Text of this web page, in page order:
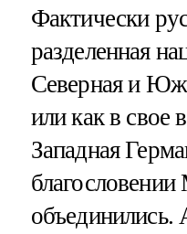
Фактически
разделенная
Северная и
или как в свое
Западная
объединились.